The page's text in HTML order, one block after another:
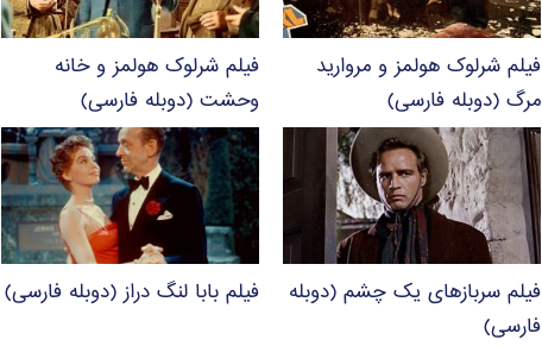
فیلم شرلوک هولمز و مروارید
مرگ (دوبله فارسی)
فیلم شرلوک هولمز و خانه
وحشت (دوبله فارسی)
فیلم سربازهای یک چشم (دوبله
فارسی)
فیلم بابا لنگ دراز (دوبله فارسی)